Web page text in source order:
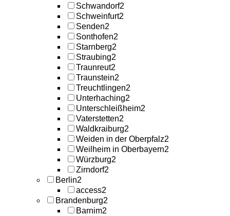
Schwandorf2
Schweinfurt2
Senden2
Sonthofen2
Starnberg2
Straubing2
Traunreut2
Traunstein2
Treuchtlingen2
Unterhaching2
Unterschleißheim2
Vaterstetten2
Waldkraiburg2
Weiden in der Oberpfalz2
Weilheim in Oberbayern2
Würzburg2
Zirndorf2
Berlin2
access2
Brandenburg2
Barnim2